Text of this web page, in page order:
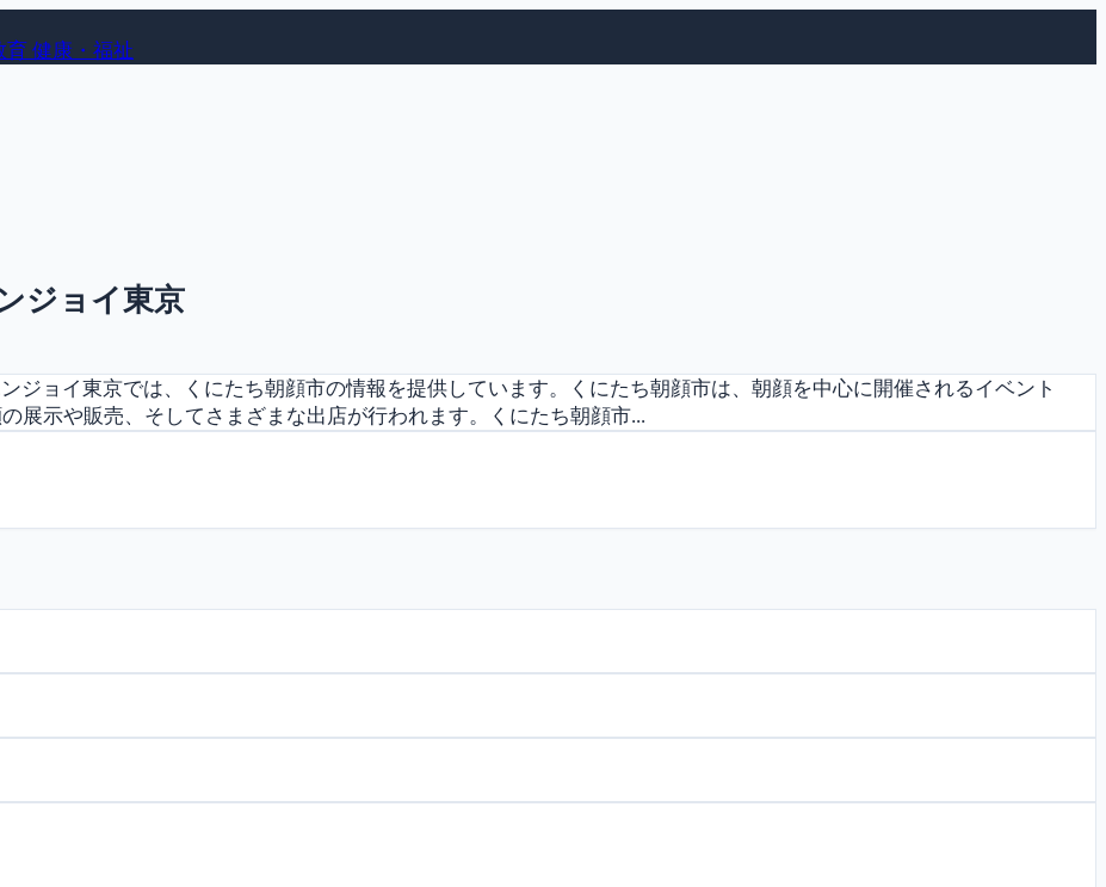
育 健康・福祉
ジョイ東京
ジョイ東京では、くにたち朝顔市の情報を提供しています。くにたち朝顔市は、朝顔を中心に開催されるイベント
展示や販売、そしてさまざまな出店が行われます。くにたち朝顔市...